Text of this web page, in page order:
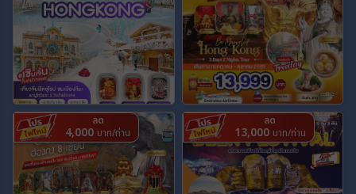
ตั้งแต่วันที่
ถึงวันที่
ระหว่าง
ลด
4,000 บาท/ท่าน
ลด
13,000 บาท/ท่าน